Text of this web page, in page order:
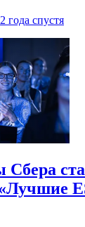
2 года спустя